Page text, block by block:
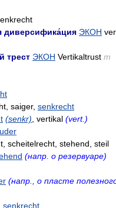
диверсифика́ция ЭКОН
трест ЭКОН Vertikaltrust m
saiger, senkrecht
(senkr) , vertikal (vert.)
scheitelrecht, stehend, steil
(напр. о резервуаре)
(напр., о пласте
senkrecht